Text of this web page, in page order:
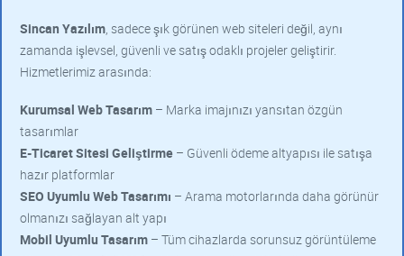
Sincan Yazılım, sadece şık görünen web siteleri değil, aynı
zamanda işlevsel, güvenli ve satış odaklı projeler geliştirir.
Hizmetlerimiz arasında:
Kurumsal Web Tasarım – Marka imajınızı yansıtan özgün
tasarımlar
E-Ticaret Sitesi Geliştirme – Güvenli ödeme altyapısı ile satışa
hazır platformlar
SEO Uyumlu Web Tasarımı – Arama motorlarında daha görünür
olmanızı sağlayan alt yapı
Mobil Uyumlu Tasarım – Tüm cihazlarda sorunsuz görüntüleme